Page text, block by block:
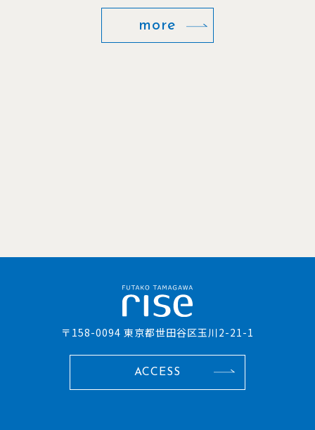
more
〒158-0094 東京都世田谷区玉川2-21-1
ACCESS